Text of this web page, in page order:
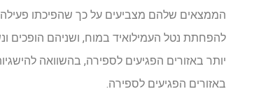
להפחתת נטל העמילואיד במוח, ושניהם הופכים
יותר באזורים הפגיעים לספירה, בהשוואה
באזורים הפגיעים לספירה.